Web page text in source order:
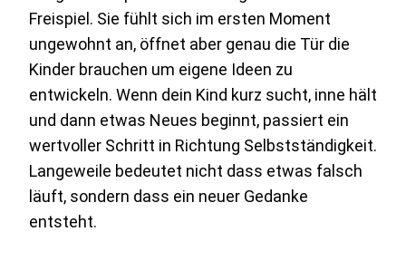
Freispiel. Sie fühlt sich im ersten Moment
ungewohnt an, öffnet aber genau die Tür die
Kinder brauchen um eigene Ideen zu
entwickeln. Wenn dein Kind kurz sucht, inne hält
und dann etwas Neues beginnt, passiert ein
wertvoller Schritt in Richtung Selbstständigkeit.
Langeweile bedeutet nicht dass etwas falsch
läuft, sondern dass ein neuer Gedanke
entsteht.